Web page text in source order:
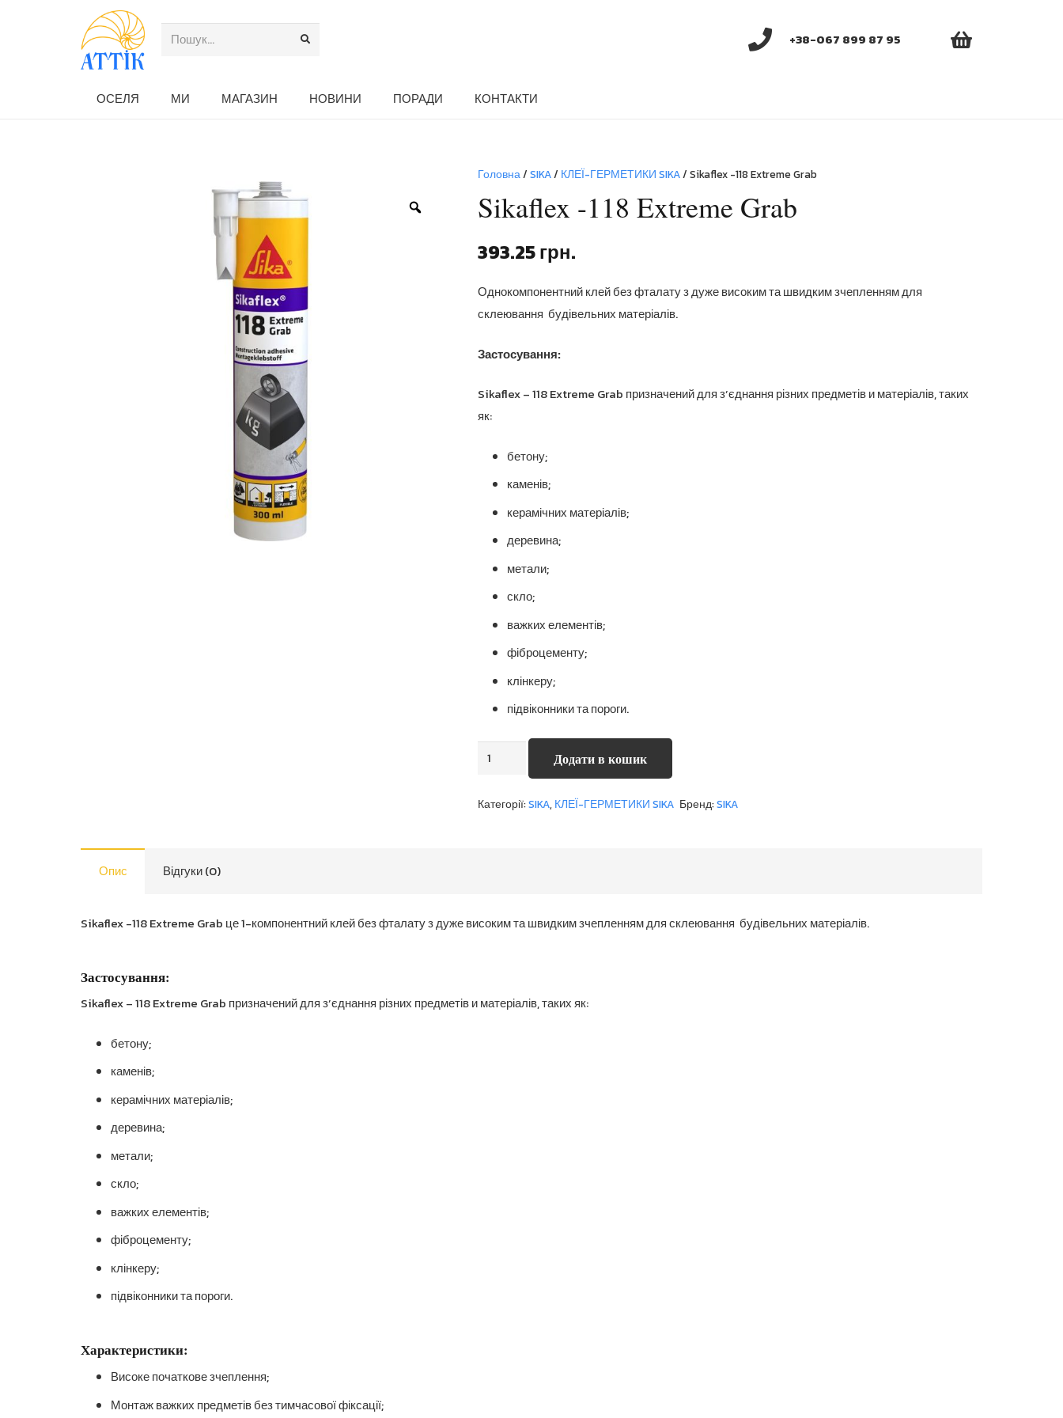
+38-067 899 87 95
ОСЕЛЯ МИ МАГАЗИН НОВИНИ ПОРАДИ КОНТАКТИ
Головна/ SIKA/ КЛЕЇ-ГЕРМЕТИКИ SIKA/ Sikaflex -118 Extreme Grab
Sikaflex -118 Extreme Grab
393.25грн.
Однокомпонентний клей без фталату з дуже високим та швидким зчепленням для
склеювання будівельних матеріалів.
Застосування:
Sikaflex – 118 Extreme Grab призначений для з’єднання різних предметів и матеріалів, таких
як:
бетону;
каменів;
керамічних матеріалів;
деревина;
метали;
скло;
важких елементів;
фіброцементу;
клінкеру;
підвіконники та пороги.
Sikaflex
Extreme
Додати в кошик
Категорії:SIKA, КЛЕЇ-ГЕРМЕТИКИ SIKA Бренд:SIKA
Опис Відгуки (0)
Sikaflex -118 Extreme Grab це 1-компонентний клей без фталату з дуже високим та швидким зчепленням для склеювання будівельних матеріалів.
Застосування:
Sikaflex – 118 Extreme Grab призначений для з’єднання різних предметів и матеріалів, таких як:
бетону;
каменів;
керамічних матеріалів;
деревина;
метали;
скло;
важких елементів;
фіброцементу;
клінкеру;
підвіконники та пороги.
Характеристики:
Високе початкове зчеплення;
Монтаж важких предметів без тимчасової фіксації;